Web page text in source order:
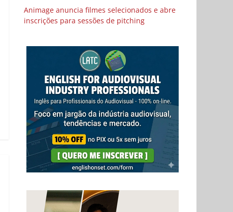
Animage anuncia filmes selecionados e abre
inscrições para sessões de pitching